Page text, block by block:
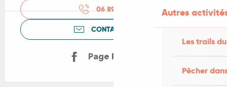
Autres
Les trails
Pêcher
06 89 49 84
CONTACTEZ-NOUS
Page Facebook